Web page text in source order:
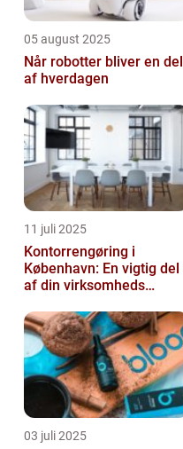
05 august 2025
Når robotter bliver en del
af hverdagen
11 juli 2025
Kontorrengøring i
København: En vigtig del
af din virksomheds
03 juli 2025